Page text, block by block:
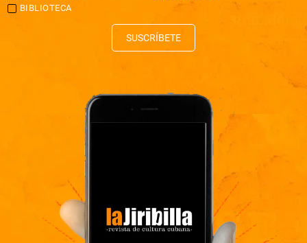
BIBLIOTECA
SUSCRÍBETE